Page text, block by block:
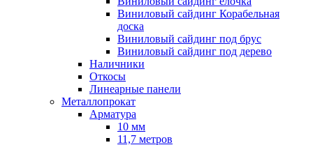
Виниловый сайдинг Корабельная
доска
Виниловый сайдинг под брус
Виниловый сайдинг под дерево
Наличники
Откосы
Линеарные панели
Металлопрокат
Арматура
10 мм
11,7 метров